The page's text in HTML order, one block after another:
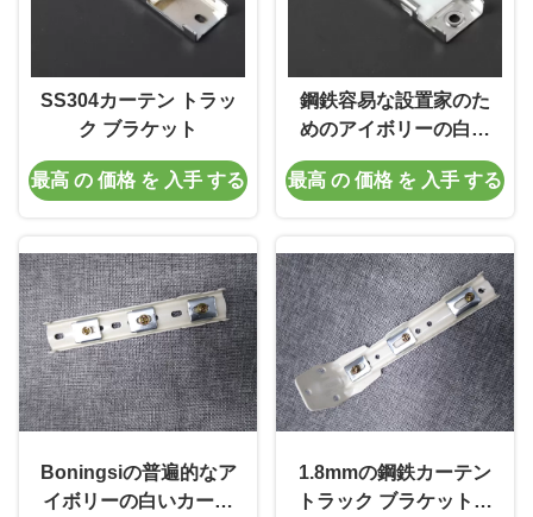
SS304カーテン トラッ
ク ブラケット
最高 の 価格 を 入手 する
鋼鉄容易な設置家のた
めのアイボリーの白い
カーテン トラック ブラ
ケット
最高 の 価格 を 入手 する
Boningsiの普遍的なア
イボリーの白いカーテ
1.8mmの鋼鉄カーテン
トラック ブラケットの